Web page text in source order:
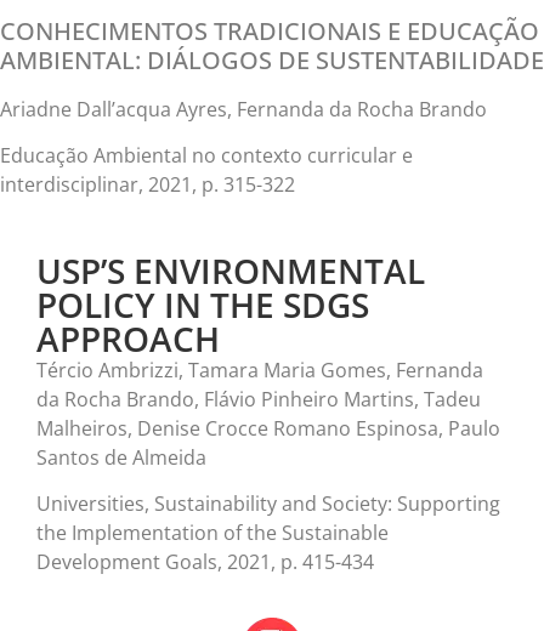
CONHECIMENTOS TRADICIONAIS E EDUCAÇÃO
AMBIENTAL: DIÁLOGOS DE SUSTENTABILIDADE
Ariadne Dall’acqua Ayres, Fernanda da Rocha Brando
Educação Ambiental no contexto curricular e
interdisciplinar, 2021, p. 315-322
USP’S ENVIRONMENTAL
POLICY IN THE SDGS
APPROACH
Tércio Ambrizzi, Tamara Maria Gomes, Fernanda
da Rocha Brando, Flávio Pinheiro Martins, Tadeu
Malheiros, Denise Crocce Romano Espinosa, Paulo
Santos de Almeida
Universities, Sustainability and Society: Supporting
the Implementation of the Sustainable
Development Goals, 2021, p. 415-434